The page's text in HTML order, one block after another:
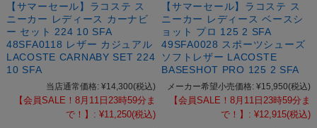
【サマーセール】ラコステ ス
ニーカー レディース カーナビ
ー セット 224 10 SFA
48SFA0118 レザー カジュアル
LACOSTE CARNABY SET 224
10 SFA
当店通常価格: ¥14,300(税込)
【会員SALE！8月11日23時59分ま
で！】: ¥11,250(税込)
【サマーセール】ラコステ ス
ニーカー レディース ベースシ
ョット プロ 125 2 SFA
49SFA0028 スポーツシューズ
ソフトレザー LACOSTE
BASESHOT PRO 125 2 SFA
メーカー希望小売価格: ¥15,950(税込)
【会員SALE！8月11日23時59分ま
で！】: ¥12,915(税込)